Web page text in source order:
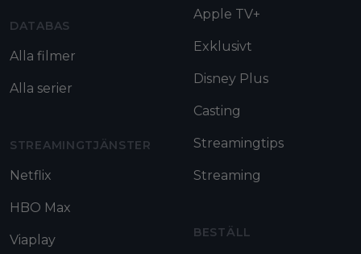
DATABAS
Alla filmer
Alla serier
STREAMINGTJÄNSTER
Netflix
HBO Max
Viaplay
Apple TV+
Exklusivt
Disney Plus
Casting
Streamingtips
Streaming
BESTÄLL